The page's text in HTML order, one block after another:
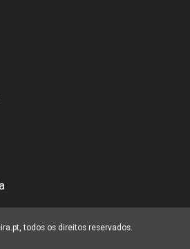
todos os direitos reservados.